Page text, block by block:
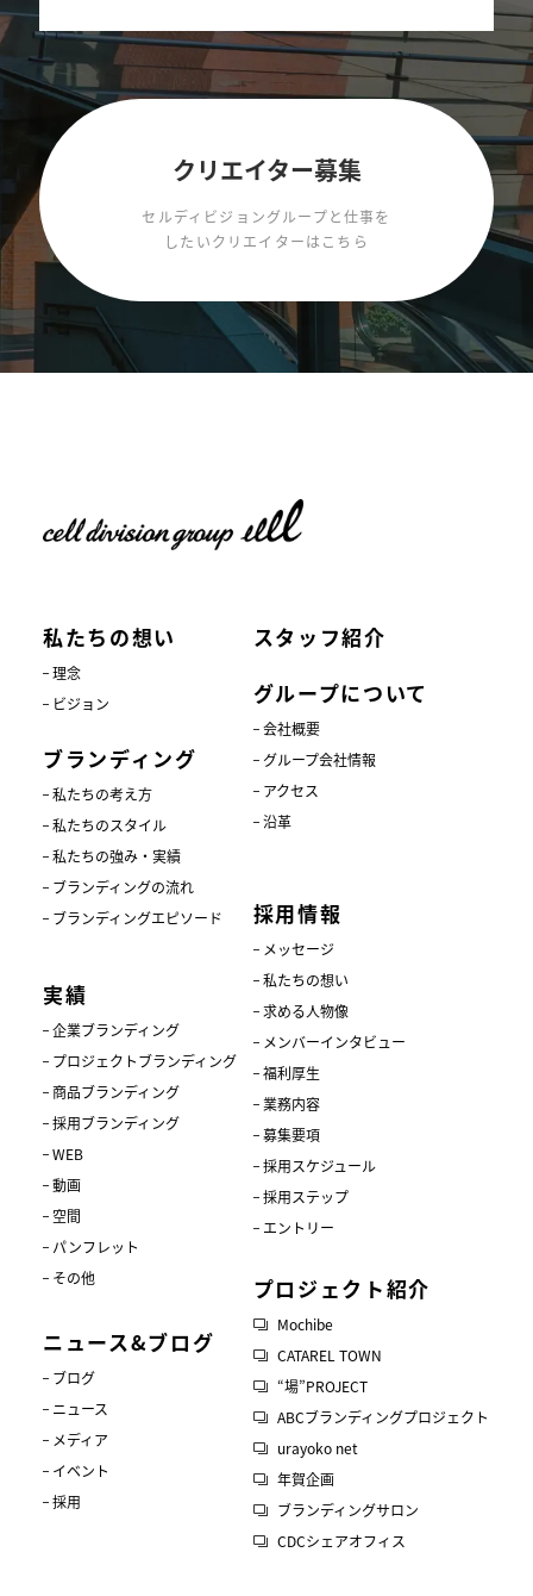
「ワンパターンとは言わせない！年中行事のデザイン」パ
イインターナショナル
「トーン別 色でイメージを伝えるグラフィックス」パイイ
ンターナショナル
「安心・安全を伝えるデザイン」パイインターナショナル
クリエイター募集
セルディビジョングループと仕事を
したいクリエイターはこちら
私たちの想い
理念
ビジョン
ブランディング
私たちの考え方
私たちのスタイル
私たちの強み・実績
ブランディングの流れ
ブランディングエピソード
実績
企業ブランディング
プロジェクトブランディング
商品ブランディング
採用ブランディング
WEB
動画
空間
パンフレット
その他
ニュース&ブログ
ブログ
ニュース
メディア
イベント
採用
スタッフ紹介
グループについて
会社概要
グループ会社情報
アクセス
沿革
採用情報
メッセージ
私たちの想い
求める人物像
メンバーインタビュー
福利厚生
業務内容
募集要項
採用スケジュール
採用ステップ
エントリー
プロジェクト紹介
Mochibe
CATAREL TOWN
“場”PROJECT
ABCブランディングプロジェクト
urayoko net
年賀企画
ブランディングサロン
CDCシェアオフィス